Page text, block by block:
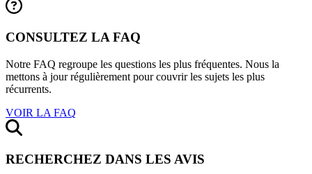
CONSULTEZ LA FAQ
Notre FAQ regroupe les questions les plus fréquentes. Nous la
mettons à jour régulièrement pour couvrir les sujets les plus
récurrents.
VOIR LA FAQ
RECHERCHEZ DANS LES AVIS